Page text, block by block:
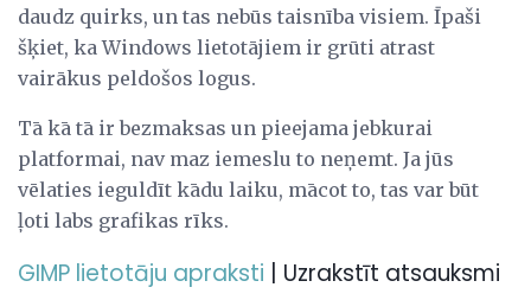
daudz quirks, un tas nebūs taisnība visiem. Īpaši
šķiet, ka Windows lietotājiem ir grūti atrast
vairākus peldošos logus.
Tā kā tā ir bezmaksas un pieejama jebkurai
platformai, nav maz iemeslu to neņemt. Ja jūs
vēlaties ieguldīt kādu laiku, mācot to, tas var būt
ļoti labs grafikas rīks.
GIMP lietotāju apraksti | Uzrakstīt atsauksmi